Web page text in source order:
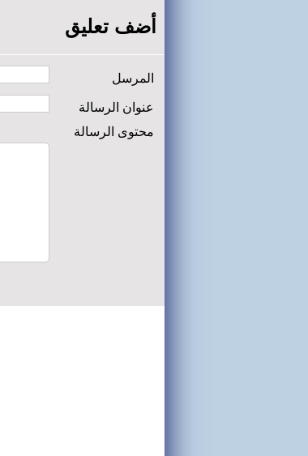
أضف تعليق
المرسل
عنوان الرسالة
محتوى الرسالة